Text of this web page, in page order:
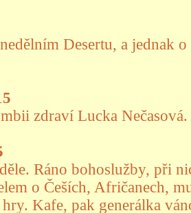
Desertu, a jednak
zdraví Lucka Nečasová.
Ráno bohoslužby, při
o Češích, Afričanech,
Kafe, pak generálka